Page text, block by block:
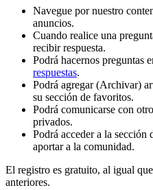
Navegue por nuestro
anuncios.
Cuando realice una
recibir respuesta.
Podrá hacernos preguntas
respuestas.
Podrá agregar (Archivar)
su sección de favoritos.
Podrá comunicarse con
privados.
Podrá acceder a la sección
aportar a la comunidad.
El registro es gratuito, al igual
anteriores.